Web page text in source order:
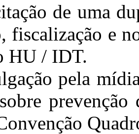
de uma
fiscalização e
HU / IDT.
pela